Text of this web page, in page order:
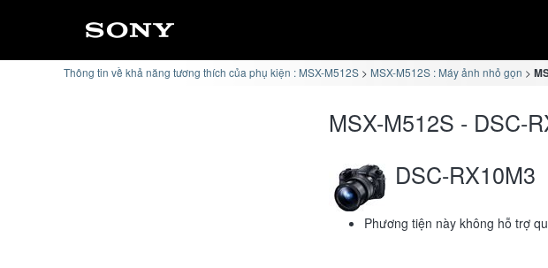
Thông tin về khả năng tương thích của phụ kiện : MSX-M512S MSX-M512S : Máy ảnh nhỏ gọn
MSX-M512S - DSC-
DSC-RX10M3
Phương tiện này không hỗ trợ